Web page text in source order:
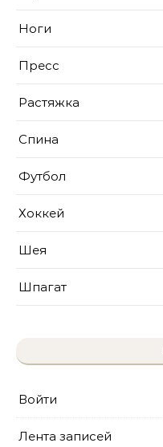
Ноги
Пресс
Растяжка
Спина
Футбол
Хоккей
Шея
Шпагат
Войти
Лента записей